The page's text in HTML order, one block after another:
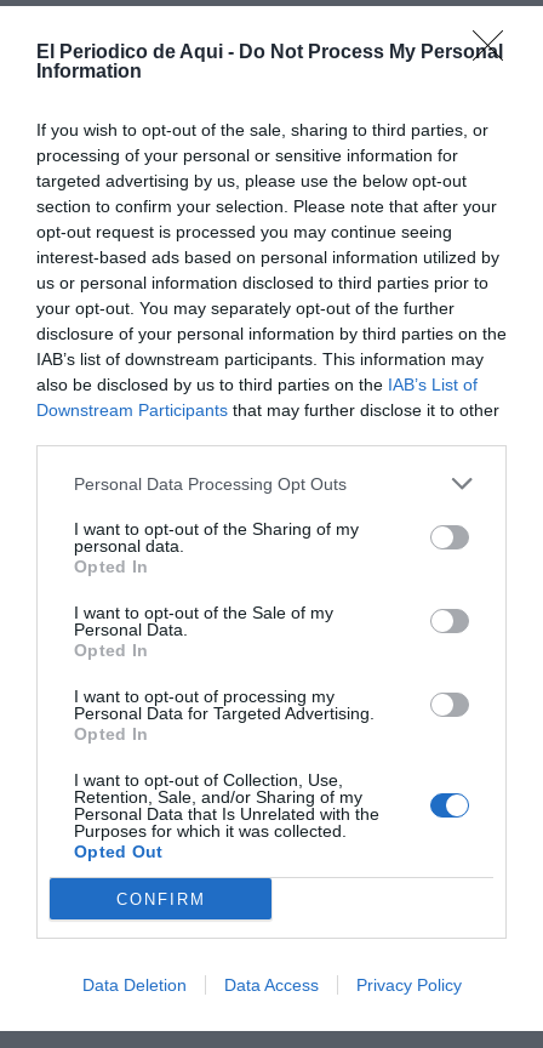
El Periodico de Aqui - Do Not Process My Personal
Information
If you wish to opt-out of the sale, sharing to third parties, or
processing of your personal or sensitive information for
targeted advertising by us, please use the below opt-out
section to confirm your selection. Please note that after your
opt-out request is processed you may continue seeing
interest-based ads based on personal information utilized by
us or personal information disclosed to third parties prior to
your opt-out. You may separately opt-out of the further
disclosure of your personal information by third parties on the
IAB’s list of downstream participants. This information may
also be disclosed by us to third parties on the IAB’s List of
Downstream Participants that may further disclose it to other
Personal Data Processing Opt Outs
I want to opt-out of the Sharing of my
personal data.
Opted In
I want to opt-out of the Sale of my
Personal Data.
Opted In
I want to opt-out of processing my
Personal Data for Targeted Advertising.
Opted In
I want to opt-out of Collection, Use,
Retention, Sale, and/or Sharing of my
Personal Data that Is Unrelated with the
Purposes for which it was collected.
Opted Out
CONFIRM
Data Deletion Data Access Privacy Policy
A pesar de los resultados negativos y de encontrarse
actualmenteasintomática , la mujer continuará
ingresada en el centro hospitalario por disposición
Ministerio de Sanidad. Siguiendo el nuevo
protocolo aprobado este martes, se le realizará una
cuarta prueba PCR una vez transcurridos siete días
Antecedentes y protocolo de aislamiento
El ingreso se
produjo tras recibir una alerta delSistema Europeo de
, ya que la paciente coincidió en un vuelo con
falleció posteriormente. La mujer fue trasladada
desde su domicilio en una
aislante tras presentar síntomas leves, principalmente